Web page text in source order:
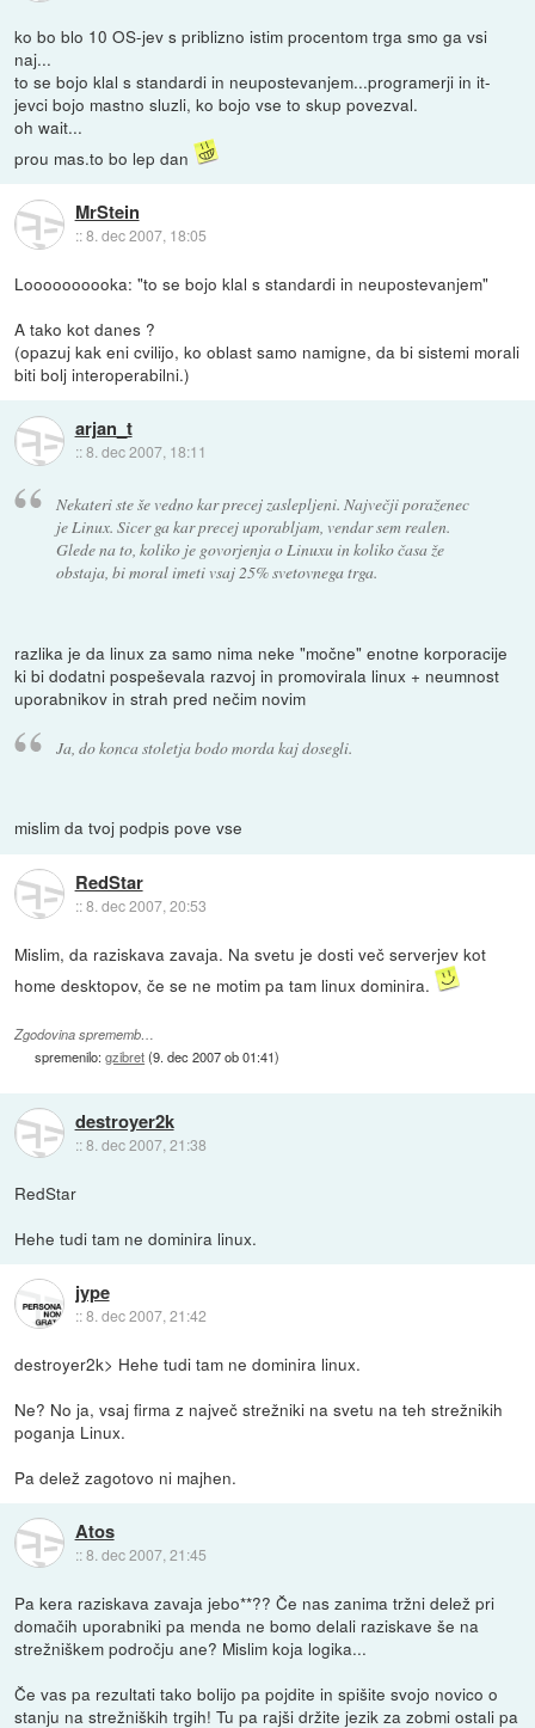
ko bo blo 10 OS-jev s priblizno istim procentom trga smo ga vsi
naj...
to se bojo klal s standardi in neupostevanjem...programerji in it-
jevci bojo mastno sluzli, ko bojo vse to skup povezval.
oh wait...
prou mas.to bo lep dan
MrStein
::8. dec 2007, 18:05
Loooooooooka: "to se bojo klal s standardi in neupostevanjem"
A tako kot danes ?
(opazuj kak eni cvilijo, ko oblast samo namigne, da bi sistemi morali
biti bolj interoperabilni.)
arjan_t
::8. dec 2007, 18:11
Nekateri ste še vedno kar precej zaslepljeni. Največji poraženec
je Linux. Sicer ga kar precej uporabljam, vendar sem realen.
Glede na to, koliko je govorjenja o Linuxu in koliko časa že
obstaja, bi moral imeti vsaj 25% svetovnega trga.
razlika je da linux za samo nima neke "močne" enotne korporacije
ki bi dodatni pospeševala razvoj in promovirala linux + neumnost
uporabnikov in strah pred nečim novim
Ja, do konca stoletja bodo morda kaj dosegli.
mislim da tvoj podpis pove vse
RedStar
::8. dec 2007, 20:53
Mislim, da raziskava zavaja. Na svetu je dosti več serverjev kot
home desktopov, če se ne motim pa tam linux dominira.
Zgodovina sprememb…
spremenilo:gzibret(9. dec 2007 ob 01:41)
destroyer2k
::8. dec 2007, 21:38
RedStar
Hehe tudi tam ne dominira linux.
jype
::8. dec 2007, 21:42
destroyer2k> Hehe tudi tam ne dominira linux.
Ne? No ja, vsaj firma z največ strežniki na svetu na teh strežnikih
poganja Linux.
Pa delež zagotovo ni majhen.
Atos
::8. dec 2007, 21:45
Pa kera raziskava zavaja jebo**?? Če nas zanima tržni delež pri
domačih uporabniki pa menda ne bomo delali raziskave še na
strežniškem področju ane? Mislim koja logika...
Če vas pa rezultati tako bolijo pa pojdite in spišite svojo novico o
stanju na strežniških trgih! Tu pa rajši držite jezik za zobmi ostali pa